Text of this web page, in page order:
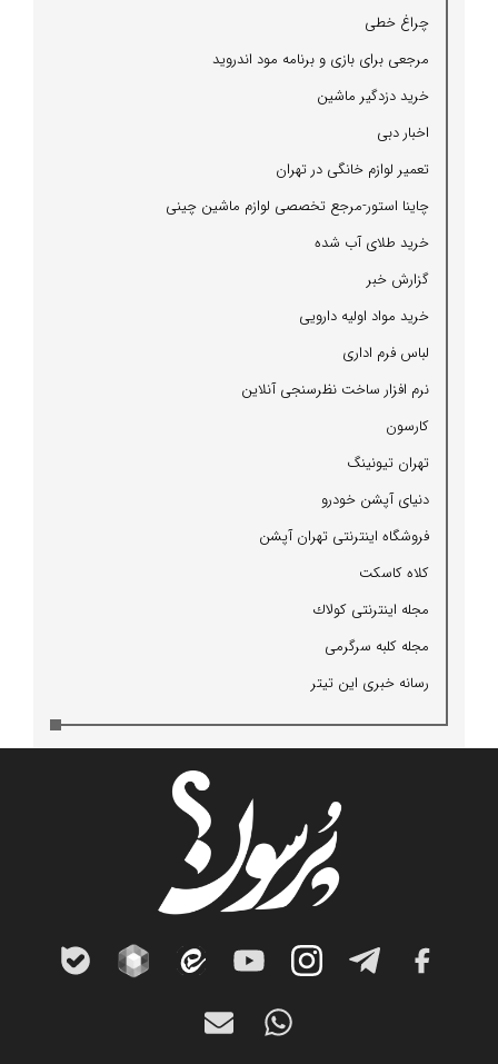
چراغ خطی
مرجعی برای بازی و برنامه مود اندروید
خرید دزدگیر ماشین
اخبار دبی
تعمیر لوازم خانگی در تهران
چاینا استور-مرجع تخصصی لوازم ماشین چینی
خرید طلای آب شده
گزارش خبر
خرید مواد اولیه دارویی
لباس فرم اداری
نرم افزار ساخت نظرسنجی آنلاین
كارسون
تهران تیونینگ
دنیای آپشن خودرو
فروشگاه اینترنتی تهران آپشن
كلاه كاسكت
مجله اینترنتی كولاك
مجله كلبه سرگرمی
رسانه خبری این تیتر